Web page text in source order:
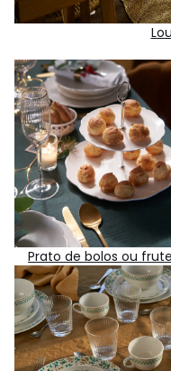
Prato de bolos ou